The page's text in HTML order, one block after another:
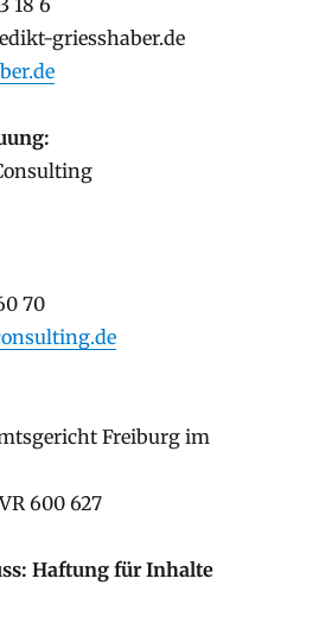
18 6
griesshaber.de
70
Freiburg im
600 627
Haftung für Inhalte